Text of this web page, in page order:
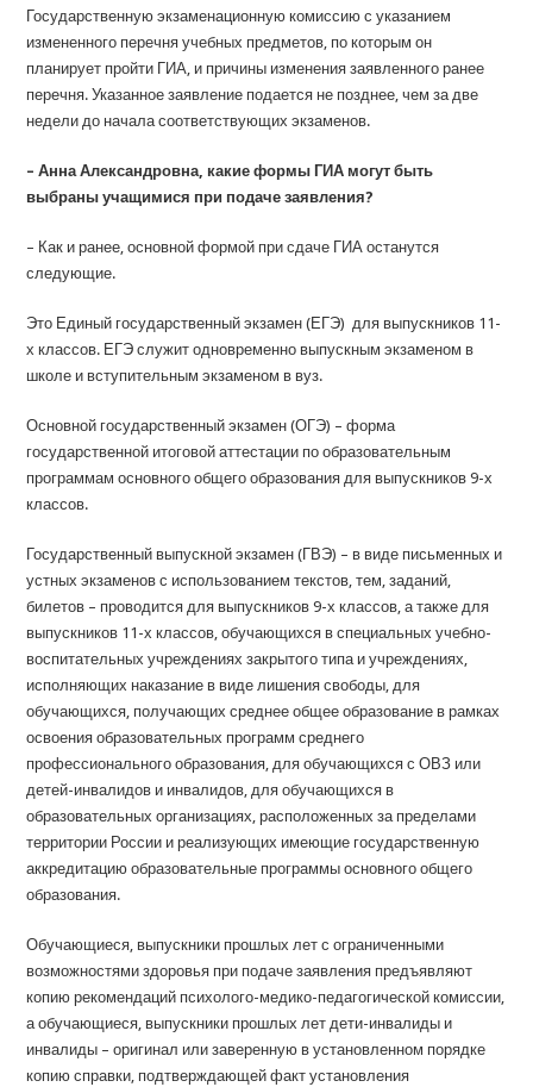
Государственную экзаменационную комиссию с указанием
измененного перечня учебных предметов, по которым он
планирует пройти ГИА, и причины изменения заявленного ранее
перечня. Указанное заявление подается не позднее, чем за две
недели до начала соответствующих экзаменов.
– Анна Александровна, какие формы ГИА могут быть
выбраны учащимися при подаче заявления?
– Как и ранее, основной формой при сдаче ГИА останутся
следующие.
Это Единый государственный экзамен (ЕГЭ) для выпускников 11-
х классов. ЕГЭ служит одновременно выпускным экзаменом в
школе и вступительным экзаменом в вуз.
Основной государственный экзамен (ОГЭ) – форма
государственной итоговой аттестации по образовательным
программам основного общего образования для выпускников 9-х
классов.
Государственный выпускной экзамен (ГВЭ) – в виде письменных и
устных экзаменов с использованием текстов, тем, заданий,
билетов – проводится для выпускников 9-х классов, а также для
выпускников 11-х классов, обучающихся в специальных учебно-
воспитательных учреждениях закрытого типа и учреждениях,
исполняющих наказание в виде лишения свободы, для
обучающихся, получающих среднее общее образование в рамках
освоения образовательных программ среднего
профессионального образования, для обучающихся с ОВЗ или
детей-инвалидов и инвалидов, для обучающихся в
образовательных организациях, расположенных за пределами
территории России и реализующих имеющие государственную
аккредитацию образовательные программы основного общего
образования.
Обучающиеся, выпускники прошлых лет с ограниченными
возможностями здоровья при подаче заявления предъявляют
копию рекомендаций психолого-медико-педагогической комиссии,
а обучающиеся, выпускники прошлых лет дети-инвалиды и
инвалиды – оригинал или заверенную в установленном порядке
копию справки, подтверждающей факт установления